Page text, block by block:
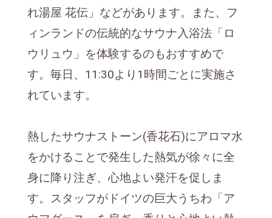
れ湯屋 花伝」などがあります。また、フ
ィンランドの伝統的なサウナ入浴法「ロ
ウリュウ」を体験するのもおすすめで
す。毎日、11:30より1時間ごとに実施さ
れています。
熱したサウナストーン(香花石)にアロマ水
をかけることで発生した熱気が徐々に全
身に降り注ぎ、心地よい発汗を促しま
す。スタッフがドイツの巨大うちわ「ア